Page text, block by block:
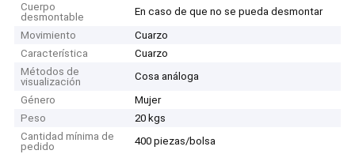
Cuerpo
desmontable
En caso de que no se pueda desmontar
Movimiento
Cuarzo
Característica
Cuarzo
Métodos de
visualización
Cosa análoga
Género
Mujer
Peso
20 kgs
Cantidad mínima de
pedido
400 piezas/bolsa